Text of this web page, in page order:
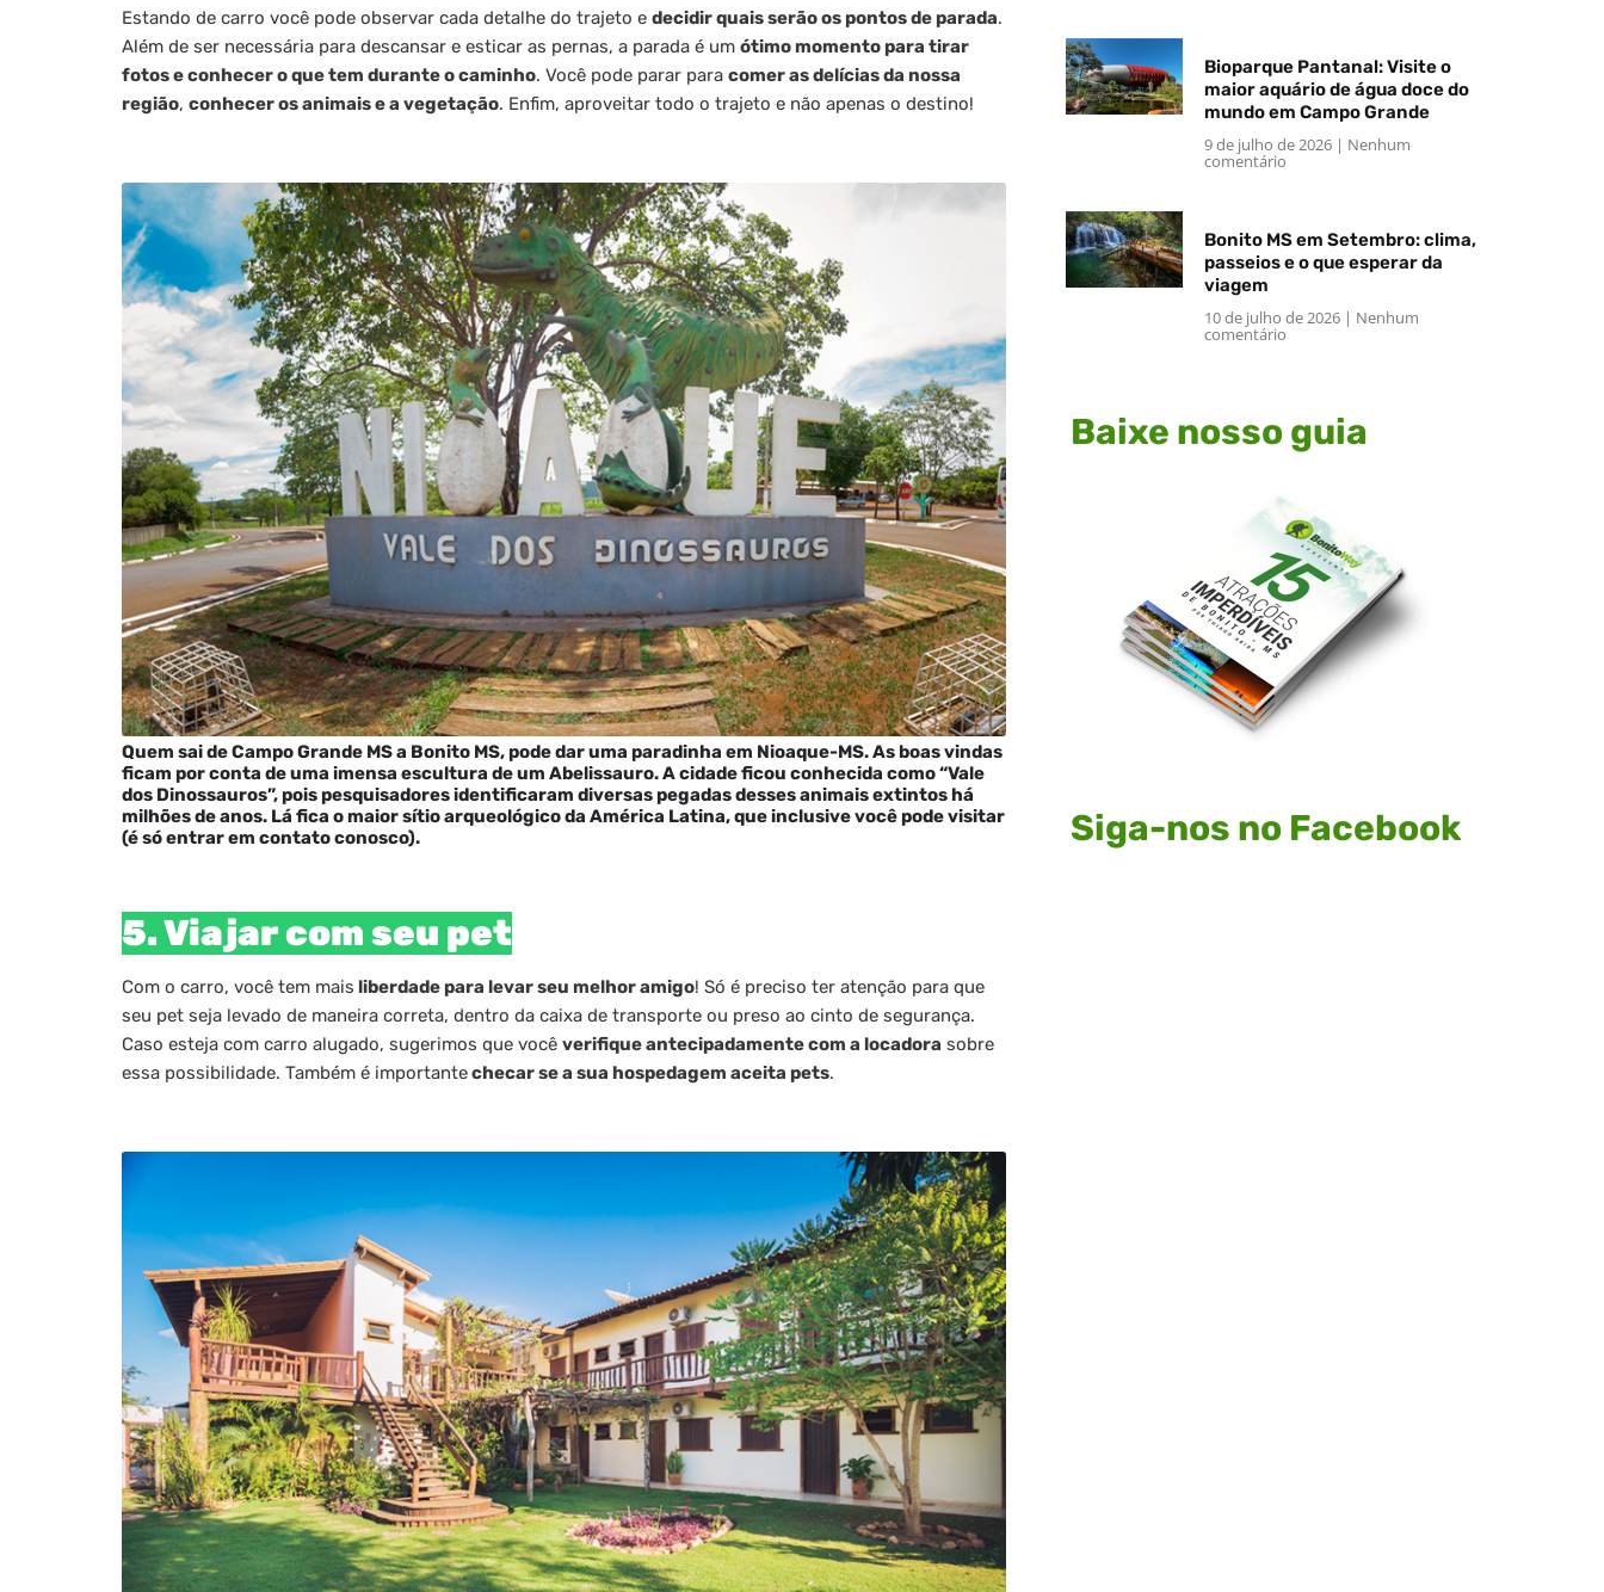
Estando de carro você pode observar cada detalhe do trajeto e decidir quais serão os pontos de parada.
Além de ser necessária para descansar e esticar as pernas, a parada é um ótimo momento para tirar
fotos e conhecer o que tem durante o caminho. Você pode parar para comer as delícias da nossa
região, conhecer os animais e a vegetação. Enfim, aproveitar todo o trajeto e não apenas o destino!
Quem sai de Campo Grande MS a Bonito MS, pode dar uma paradinha em Nioaque-MS. As boas vindas
ficam por conta de uma imensa escultura de um Abelissauro. A cidade ficou conhecida como “Vale
dos Dinossauros”, pois pesquisadores identificaram diversas pegadas desses animais extintos há
milhões de anos. Lá fica o maior sítio arqueológico da América Latina, que inclusive você pode visitar
(é só entrar em contato conosco).
5. Viajar com seu pet
Com o carro, você tem mais liberdade para levar seu melhor amigo! Só é preciso ter atenção para que
seu pet seja levado de maneira correta, dentro da caixa de transporte ou preso ao cinto de segurança.
Caso esteja com carro alugado, sugerimos que você verifique antecipadamente com a locadora sobre
essa possibilidade. Também é importantechecar se a sua hospedagem aceita pets.
Bioparque Pantanal: Visite o
maior aquário de água doce do
mundo em Campo Grande
9 de julho de 2026
Nenhum
comentário
Bonito MS em Setembro: clima,
passeios e o que esperar da
viagem
10 de julho de 2026
Nenhum
comentário
Baixe nosso guia
Siga-nos no Facebook